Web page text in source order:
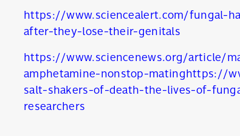
https://www.sciencealert.com/fungal-
after-they-lose-their-genitals
https://www.sciencenews.org/article/
amphetamine-nonstop-matinghttps://
salt-shakers-of-death-the-lives-of-
researchers
ค้นหา
SHARE